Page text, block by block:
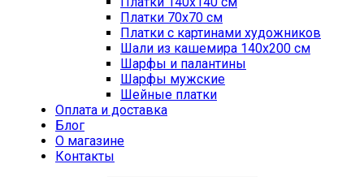
Платки 70х70 см
Платки с картинами художников
Шали из кашемира 140х200 см
Шарфы и палантины
Шарфы мужские
Шейные платки
Оплата и доставка
Блог
О магазине
Контакты